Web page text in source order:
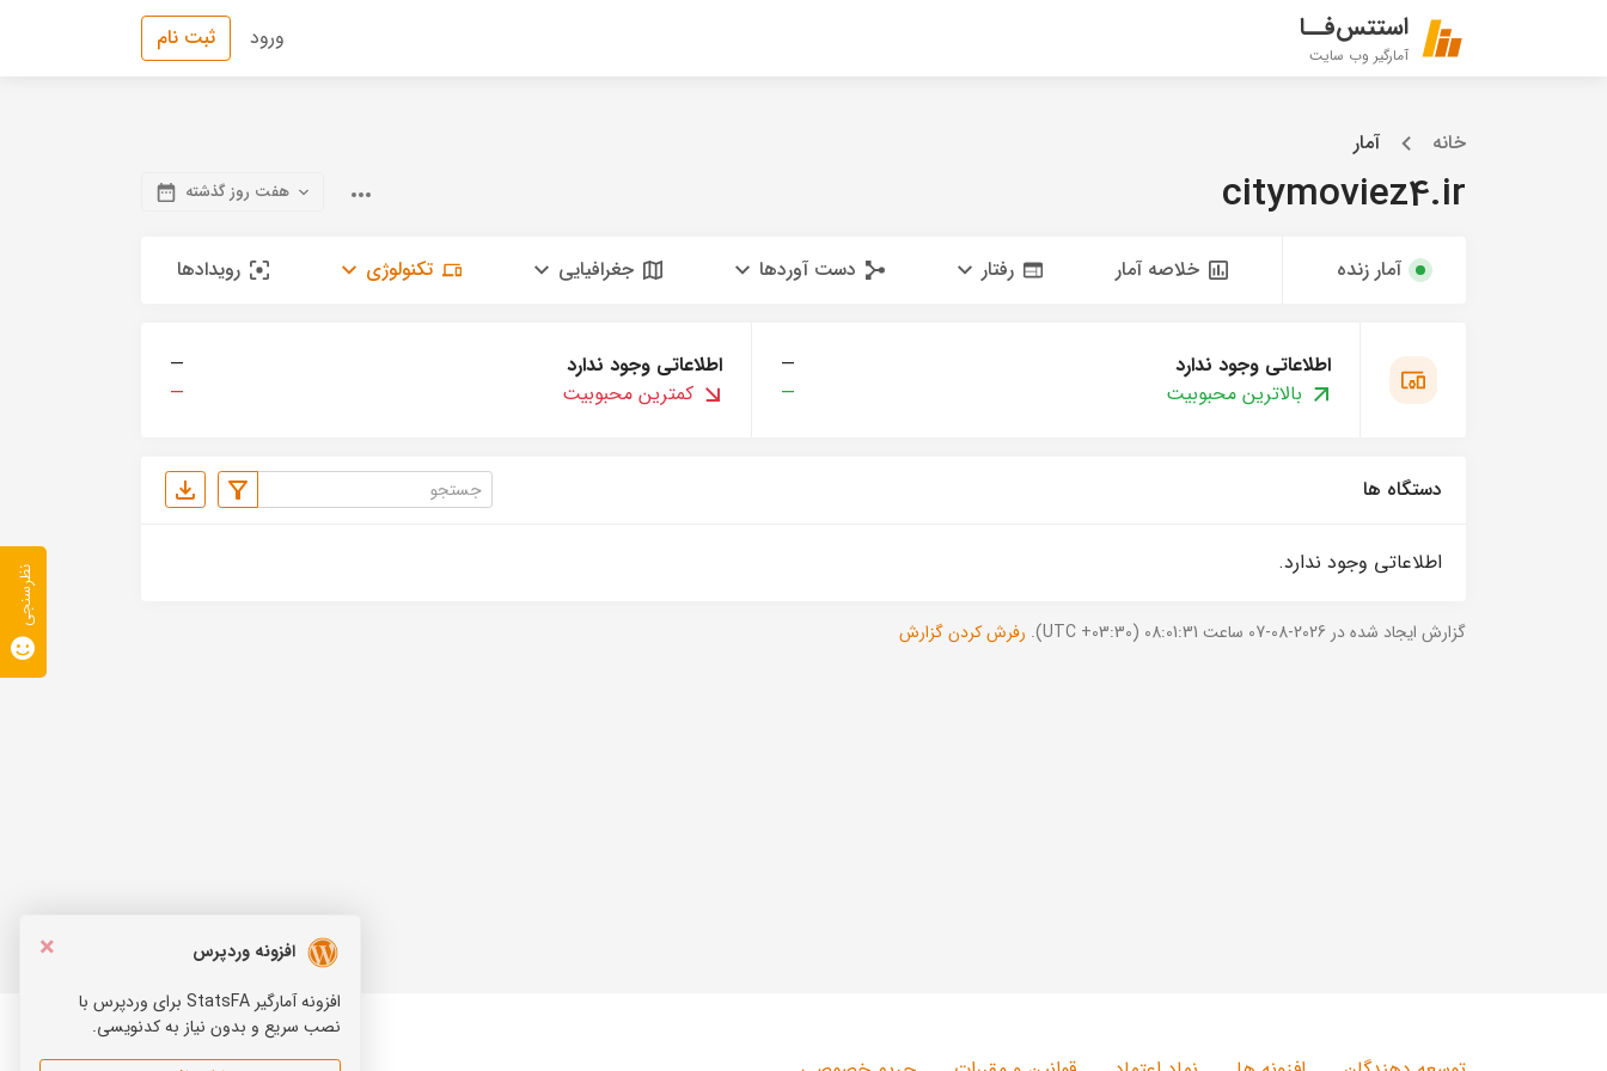
استتس‌فــا
آمارگیر وب سایت
ورود ثبت نام
خانه آمار
citymoviez4.ir هفت روز گذشته
آمار زنده خلاصه آمار رفتار دست آوردها جغرافیایی تکنولوژی رویدادها
اطلاعاتی وجود ندارد
—
بالاترین محبوبیت
—
اطلاعاتی وجود ندارد
—
کمترین محبوبیت
—
دستگاه ها
اطلاعاتی وجود ندارد.
گزارش ایجاد شده در 2026-08-07 ساعت 08:01:31 (UTC +03:30). رفرش کردن گزارش
×
افزونه وردپرس
افزونه آمارگیر StatsFA برای وردپرس با
نصب سریع و بدون نیاز به کدنویسی.
نظرسنجی